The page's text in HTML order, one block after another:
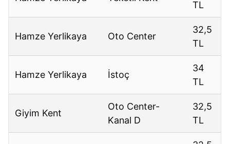
TL
Hamze Yerlikaya Oto Center
32,5
TL
Hamze Yerlikaya İstoç
34
TL
Giyim Kent
Oto Center-
Kanal D
32,5
TL